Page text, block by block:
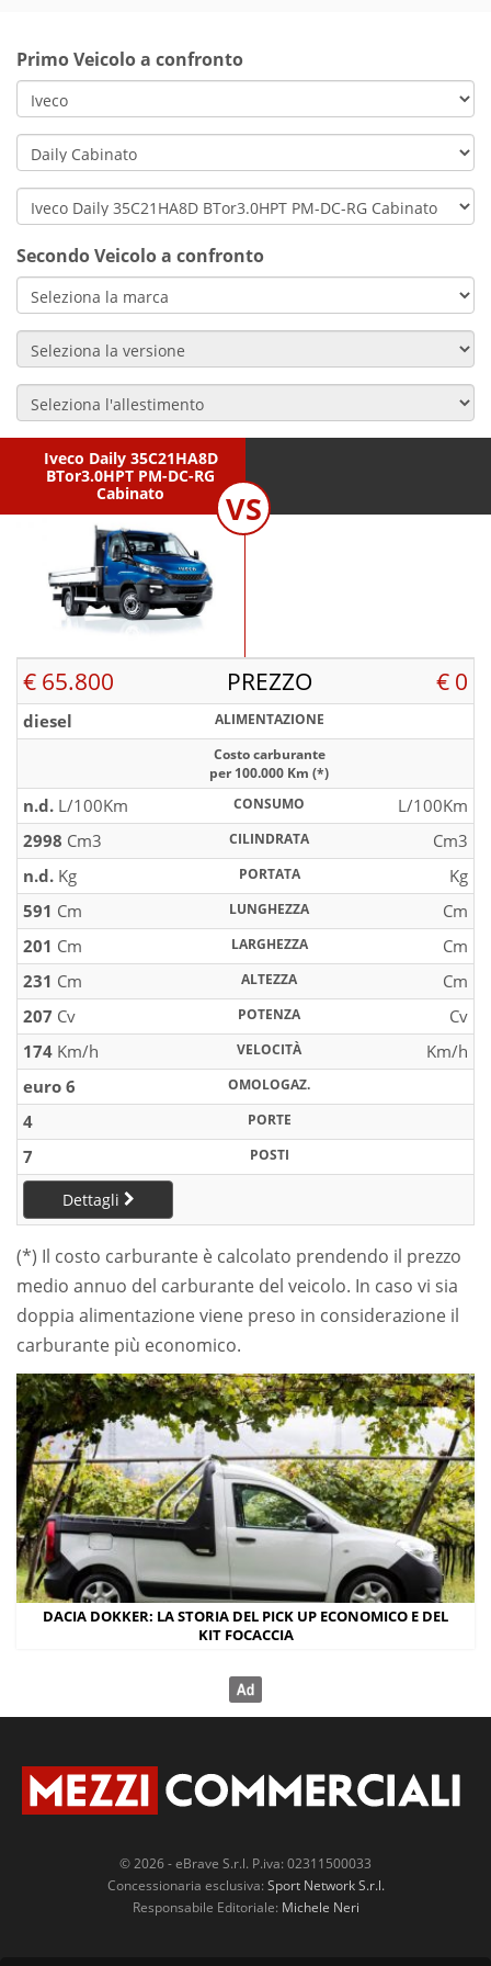
Primo Veicolo a confronto
Secondo Veicolo a confronto
Iveco Daily 35C21HA8D
BTor3.0HPT PM-DC-RG
Cabinato
VS
€ 65.800 PREZZO € 0
diesel
ALIMENTAZIONE
Costo carburante
per 100.000 Km (*)
n.d. L/100Km CONSUMO
L/100Km
2998 Cm3 CILINDRATA
Cm3
n.d. Kg PORTATA
Kg
591 Cm LUNGHEZZA
Cm
201 Cm LARGHEZZA
Cm
231 Cm ALTEZZA
Cm
207 Cv POTENZA
Cv
174 Km/h VELOCITÀ
Km/h
euro 6
OMOLOGAZ.
4 PORTE
7 POSTI
Dettagli
(*) Il costo carburante è calcolato prendendo il prezzo
medio annuo del carburante del veicolo. In caso vi sia
doppia alimentazione viene preso in considerazione il
carburante più economico.
DACIA DOKKER: LA STORIA DEL PICK UP ECONOMICO E DEL
KIT FOCACCIA
© 2026 - eBrave S.r.l. P.iva: 02311500033
Concessionaria esclusiva: Sport Network S.r.l.
Responsabile Editoriale: Michele Neri